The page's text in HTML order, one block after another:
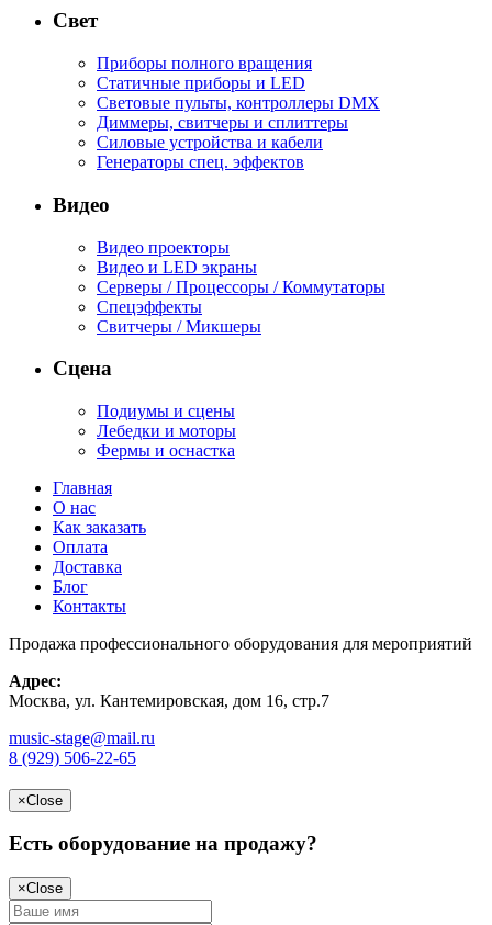
Свет
Приборы полного вращения
Статичные приборы и LED
Световые пульты, контроллеры DMX
Диммеры, свитчеры и сплиттеры
Силовые устройства и кабели
Генераторы спец. эффектов
Видео
Видео проекторы
Видео и LED экраны
Серверы / Процессоры / Коммутаторы
Спецэффекты
Свитчеры / Микшеры
Сцена
Подиумы и сцены
Лебедки и моторы
Фермы и оснастка
Главная
О нас
Как заказать
Оплата
Доставка
Блог
Контакты
Продажа профессионального оборудования для мероприятий
Адрес:
Москва, ул. Кантемировская, дом 16, стр.7
music-stage@mail.ru
8 (929) 506-22-65
×Close
Есть оборудование на продажу?
×Close